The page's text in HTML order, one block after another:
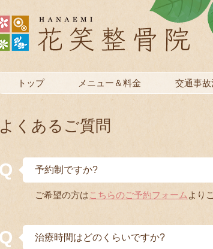
トップ メニュー＆料金 交通事故
よくあるご質問
予約制ですか?
ご希望の方はこちらのご予約フォーム より
治療時間はどのくらいですか?